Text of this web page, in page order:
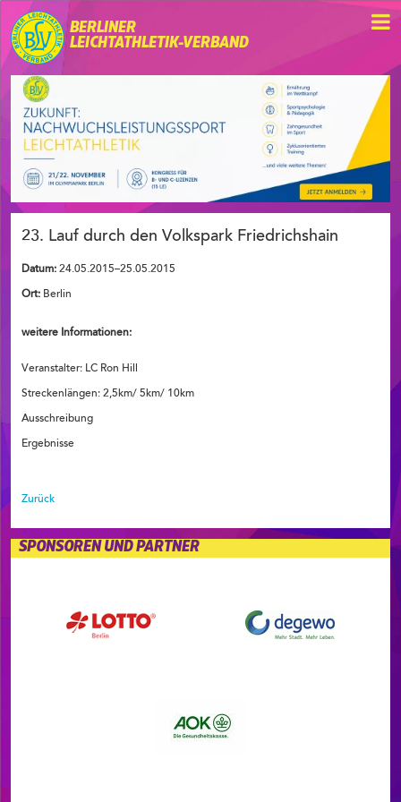
BERLINER
LEICHTATHLETIK-VERBAND
23. Lauf durch den Volkspark Friedrichshain
Datum: 24.05.2015–25.05.2015
Ort: Berlin
weitere Informationen:
Veranstalter: LC Ron Hill
Streckenlängen: 2,5km/ 5km/ 10km
Ausschreibung
Ergebnisse
Zurück
SPONSOREN UND PARTNER